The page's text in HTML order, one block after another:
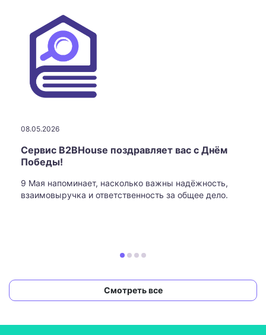
08.05.2026
Сервис B2BHouse поздравляет вас с Днём
Победы!
9 Мая напоминает, насколько важны надёжность,
взаимовыручка и ответственность за общее дело.
Смотреть все